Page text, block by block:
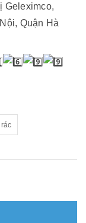
Geleximco,
Quận Hà